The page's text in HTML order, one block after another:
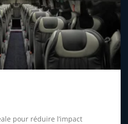
pour réduire l’impact